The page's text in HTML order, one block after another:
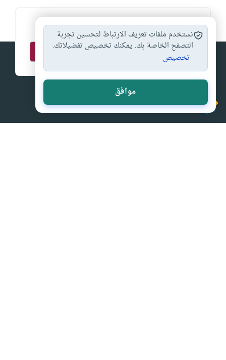
اشترك في قائمتنا البريدية ليصلك كل جديد
إسلام أون لاين
نستخدم ملفات تعريف الارتباط لتحسين تجربة
التصفح الخاصة بك. يمكنك تخصيص تفضيلاتك.
تخصيص
موافق